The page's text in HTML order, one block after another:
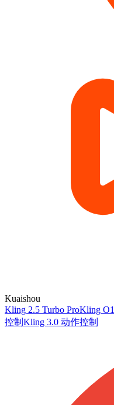
Kuaishou
Kling 2.5 Turbo ProKling O1
控制 Kling 3.0 动作控制